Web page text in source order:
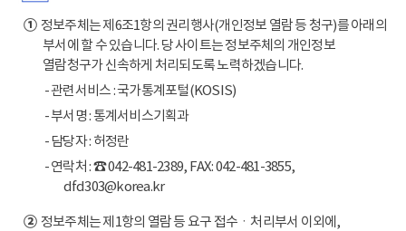
①정보주체는 제6조1항의 권리행사(개인정보 열람 등 청구)를 아래의
부서에 할 수 있습니다. 당 사이트는 정보주체의 개인정보
열람청구가 신속하게 처리되도록 노력하겠습니다.
- 관련서비스 : 국가통계포털(KOSIS)
- 부서명 : 통계서비스기획과
- 담당자 : 허정란
- 연락처 : ☎ 042-481-2389, FAX: 042-481-3855,
dfd303@korea.kr
②정보주체는 제1항의 열람 등 요구 접수ㆍ처리부서 이외에,